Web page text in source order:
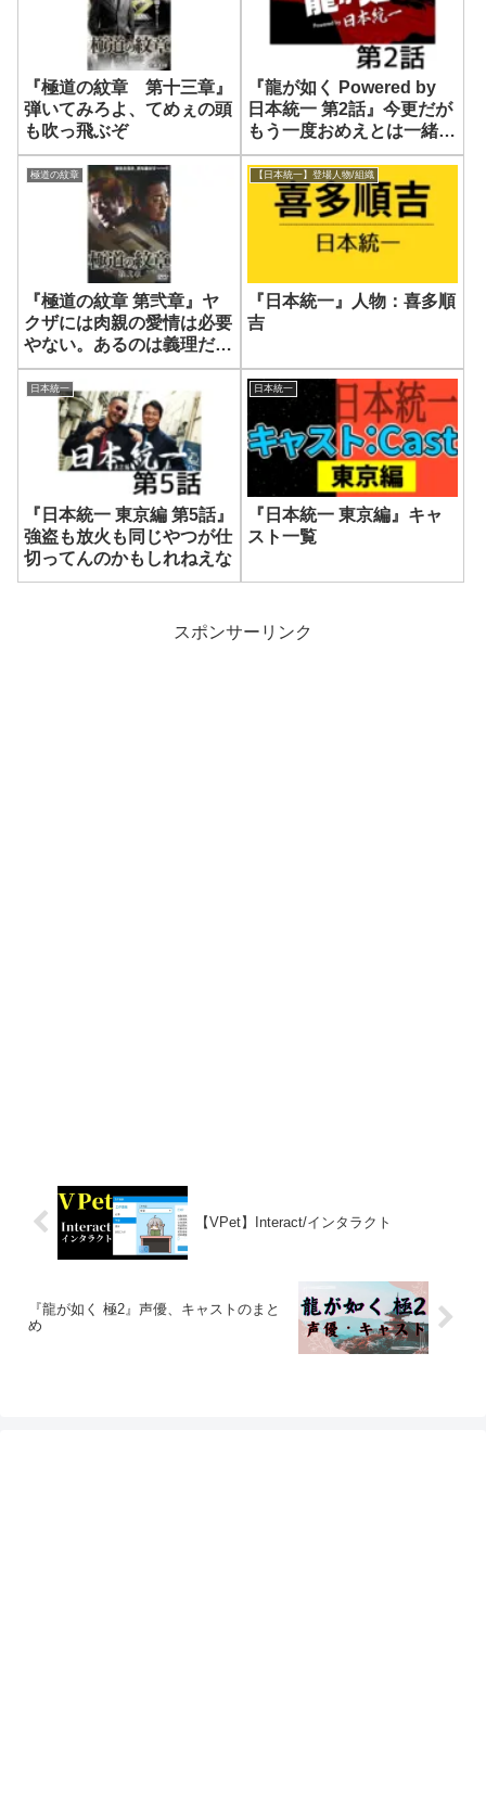
『極道の紋章 第十三章』
弾いてみろよ、てめぇの頭
も吹っ飛ぶぞ
『龍が如く Powered by
日本統一 第2話』今更だが
もう一度おめえとは一緒に
やりたかった。だがもう今
日限り、兄弟じゃねえ
極道の紋章
『極道の紋章 第弐章』ヤ
クザには肉親の愛情は必要
やない。あるのは義理だけ
や
【日本統一】登場人物/組織
『日本統一』人物：喜多順
吉
日本統一
『日本統一 東京編 第5話』
強盗も放火も同じやつが仕
切ってんのかもしれねえな
日本統一
『日本統一 東京編』キャ
スト一覧
スポンサーリンク
【VPet】Interact/インタラクト
『龍が如く 極2』声優、キャストのまと
め